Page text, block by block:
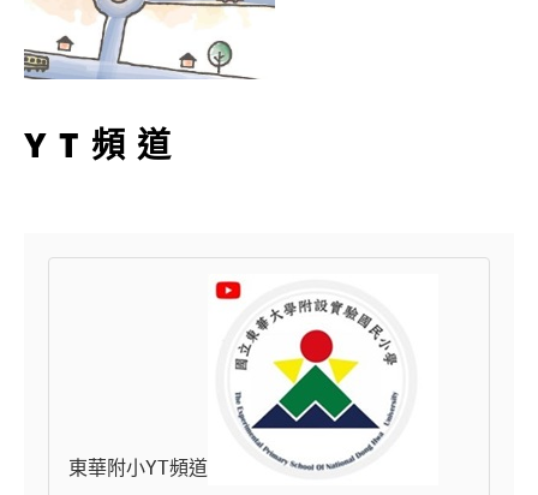
YT頻道
東華附小YT頻道